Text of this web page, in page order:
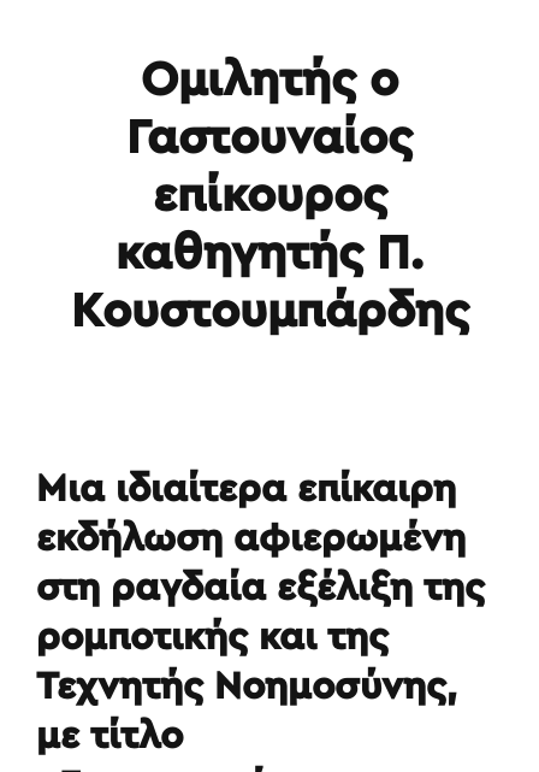
Ομιλητής ο
Γαστουναίος
επίκουρος
καθηγητής Π.
Κουστουμπάρδης
Μια ιδιαίτερα επίκαιρη
εκδήλωση αφιερωμένη
στη ραγδαία εξέλιξη της
ρομποτικής και της
Τεχνητής Νοημοσύνης,
με τίτλο